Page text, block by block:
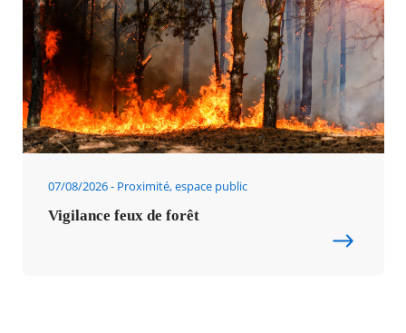
07/08/2026 Proximité, espace public
Vigilance feux de forêt